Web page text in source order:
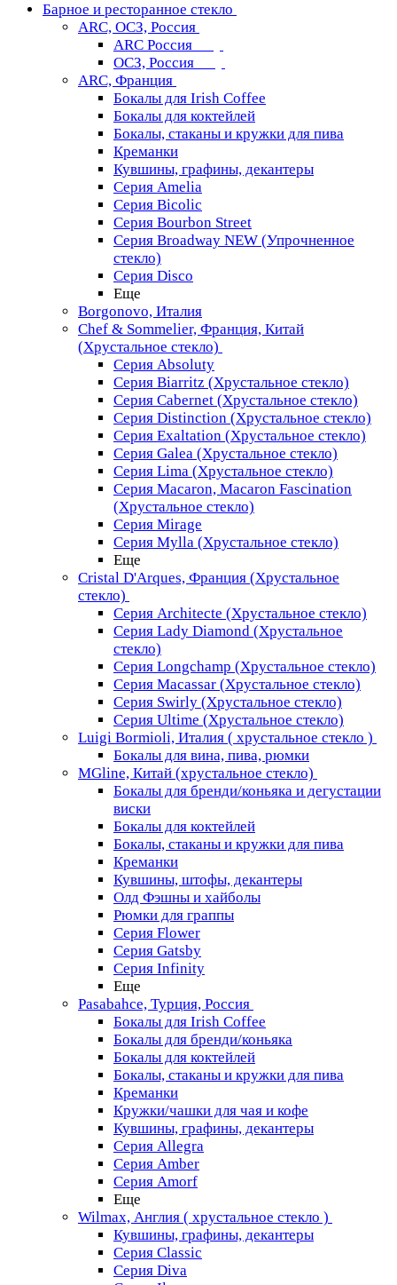
Барное и ресторанное стекло
ARC, ОСЗ, Россия
ARC Россия
ОСЗ, Россия
ARC, Франция
Бокалы для Irish Coffee
Бокалы для коктейлей
Бокалы, стаканы и кружки для пива
Креманки
Кувшины, графины, декантеры
Серия Amelia
Серия Bicolic
Серия Bourbon Street
Серия Broadway NEW (Упрочненное
стекло)
Серия Disco
Еще
Borgonovo, Италия
Chef & Sommelier, Франция, Китай
(Хрустальное стекло)
Серия Absoluty
Серия Biarritz (Хрустальное стекло)
Серия Cabernet (Хрустальное стекло)
Серия Distinction (Хрустальное стекло)
Серия Exaltation (Хрустальное стекло)
Серия Galea (Хрустальное стекло)
Серия Lima (Хрустальное стекло)
Серия Macaron, Macaron Fascination
(Хрустальное стекло)
Серия Mirage
Серия Mylla (Хрустальное стекло)
Еще
Cristal D'Arques, Франция (Хрустальное
стекло)
Серия Architecte (Хрустальное стекло)
Серия Lady Diamond (Хрустальное
стекло)
Серия Longchamp (Хрустальное стекло)
Серия Macassar (Хрустальное стекло)
Серия Swirly (Хрустальное стекло)
Серия Ultime (Хрустальное стекло)
Luigi Bormioli, Италия ( хрустальное стекло )
Бокалы для вина, пива, рюмки
MGline, Китай (хрустальное стекло)
Бокалы для бренди/коньяка и дегустации
виски
Бокалы для коктейлей
Бокалы, стаканы и кружки для пива
Креманки
Кувшины, штофы, декантеры
Олд Фэшны и хайболы
Рюмки для граппы
Серия Flower
Серия Gatsby
Серия Infinity
Еще
Pasabahce, Турция, Россия
Бокалы для Irish Coffee
Бокалы для бренди/коньяка
Бокалы для коктейлей
Бокалы, стаканы и кружки для пива
Креманки
Кружки/чашки для чая и кофе
Кувшины, графины, декантеры
Серия Allegra
Серия Amber
Серия Amorf
Еще
Wilmax, Англия ( хрустальное стекло )
Кувшины, графины, декантеры
Серия Classic
Серия Diva